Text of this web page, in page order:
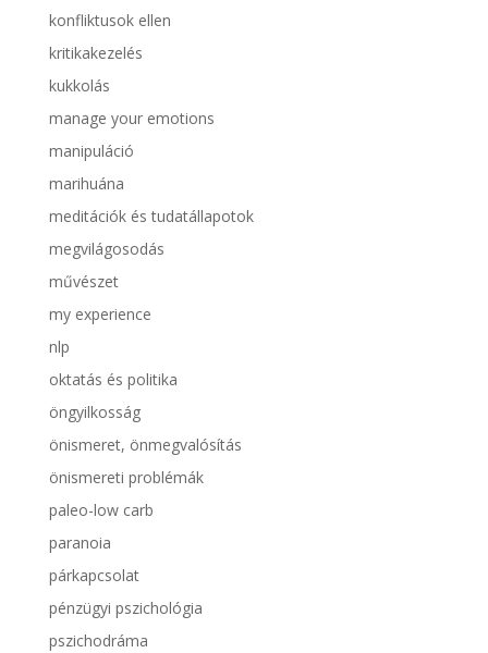
konfliktusok ellen
kritikakezelés
kukkolás
manage your emotions
manipuláció
marihuána
meditációk és tudatállapotok
megvilágosodás
művészet
my experience
nlp
oktatás és politika
öngyilkosság
önismeret, önmegvalósítás
önismereti problémák
paleo-low carb
paranoia
párkapcsolat
pénzügyi pszichológia
pszichodráma